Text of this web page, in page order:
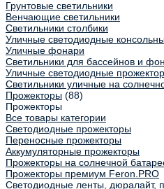
Грунтовые светильники
Венчающие светильники
Светильники столбики
Уличные светодиодные
Уличные фонари
Светильники для бассейнов и
Уличные светодиодные
Светильники уличные на
Прожекторы (88)
Прожекторы
Все товары категории
Светодиодные прожекторы
Переносные прожекторы
Аккумуляторные прожекторы
Прожекторы на солнечной
Прожекторы премиум Feron.PRO
Светодиодные ленты, дюралайт,